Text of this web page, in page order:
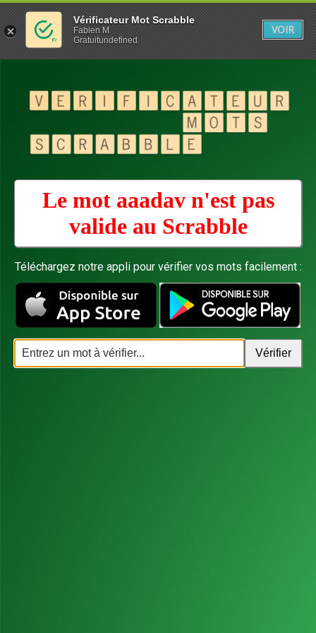
Le mot aaadav n'est pas
valide au Scrabble
Téléchargez notre appli pour vérifier vos mots facilement :
Vérificateur Mot Scrabble
Fabien M
Gratuitundefined
VOIR